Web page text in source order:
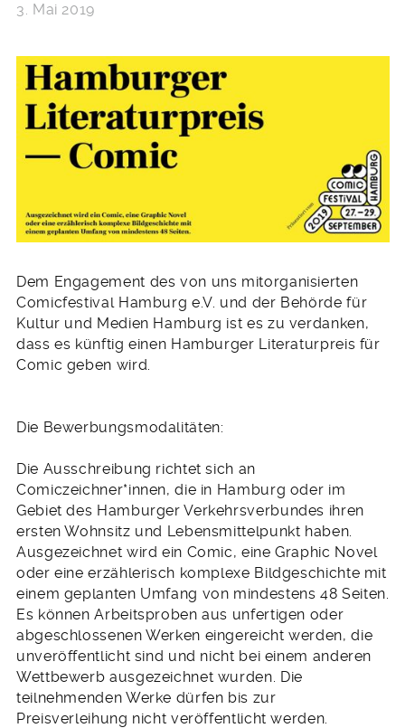
3. Mai 2019
Dem Engagement des von uns mitorganisierten
Comicfestival Hamburg e.V. und der Behörde für
Kultur und Medien Hamburg ist es zu verdanken,
dass es künftig einen Hamburger Literaturpreis für
Comic geben wird.
Die Bewerbungsmodalitäten:
Die Ausschreibung richtet sich an
Comiczeichner*innen, die in Hamburg oder im
Gebiet des Hamburger Verkehrsverbundes ihren
ersten Wohnsitz und Lebensmittelpunkt haben.
Ausgezeichnet wird ein Comic, eine Graphic Novel
oder eine erzählerisch komplexe Bildgeschichte mit
einem geplanten Umfang von mindestens 48 Seiten.
Es können Arbeitsproben aus unfertigen oder
abgeschlossenen Werken eingereicht werden, die
unveröffentlicht sind und nicht bei einem anderen
Wettbewerb ausgezeichnet wurden. Die
teilnehmenden Werke dürfen bis zur
Preisverleihung nicht veröffentlicht werden.